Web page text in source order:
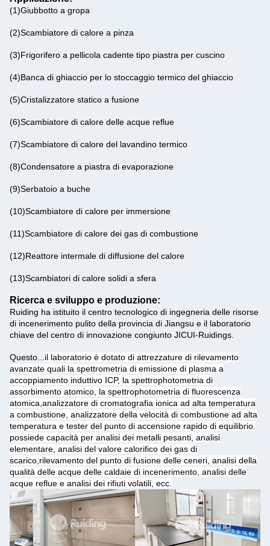
(1)Giubbotto a gropa
(2)Scambiatore di calore a pinza
(3)Frigorifero a pellicola cadente tipo piastra per cuscino
(4)Banca di ghiaccio per lo stoccaggio termico del ghiaccio
(5)Cristalizzatore statico a fusione
(6)Scambiatore di calore delle acque reflue
(7)Scambiatore di calore del lavandino termico
(8)Condensatore a piastra di evaporazione
(9)Serbatoio a buche
(10)Scambiatore di calore per immersione
(11)Scambiatore di calore dei gas di combustione
(12)Reattore intermale di diffusione del calore
(13)Scambiatori di calore solidi a sfera
Ricerca e sviluppo e produzione:
Ruiding ha istituito il centro tecnologico di ingegneria delle risorse
di incenerimento pulito della provincia di Jiangsu e il laboratorio
chiave del centro di innovazione congiunto JICUI-Ruidings.
Questo... il laboratorio è dotato di attrezzature di rilevamento
avanzate quali la spettrometria di emissione di plasma a
accoppiamento induttivo ICP, la spettrophotometria di
assorbimento atomico, la spettrophotometria di fluorescenza
atomica,analizzatore di cromatografia ionica ad alta temperatura
a combustione, analizzatore della velocità di combustione ad alta
temperatura e tester del punto di accensione rapido di equilibrio.
possiede capacità per analisi dei metalli pesanti, analisi
elementare, analisi del valore calorifico dei gas di
scarico,rilevamento del punto di fusione delle ceneri, analisi della
qualità delle acque delle caldaie di incenerimento, analisi delle
acque reflue e analisi dei rifiuti volatili, ecc.